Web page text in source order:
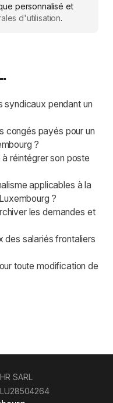
personnalisé et
d'utilisation.
syndicaux pendant un
congés payés pour un
?
réintégrer son poste
applicables à la
?
les demandes et
des salariés frontaliers
toute modification de
SARL
LU28504264